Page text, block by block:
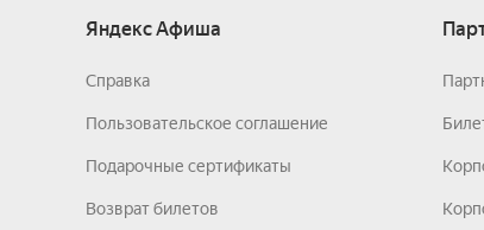
Яндекс Афиша
Справка
Пользовательское соглашение
Подарочные сертификаты
Возврат билетов